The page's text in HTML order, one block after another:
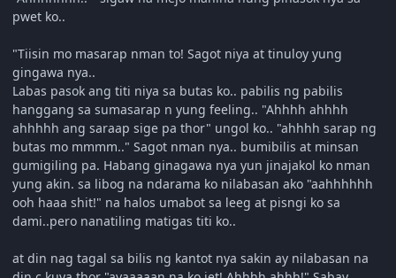
pwet ko..
"Tiisin mo masarap nman to! Sagot niya at tinuloy yung
gingawa nya..
Labas pasok ang titi niya sa butas ko.. pabilis ng pabilis
hanggang sa sumasarap n yung feeling.. "Ahhhh ahhhh
ahhhhh ang saraap sige pa thor" ungol ko.. "ahhhh sarap ng
butas mo mmmm.." Sagot nman nya.. bumibilis at minsan
gumigiling pa. Habang ginagawa nya yun jinajakol ko nman
yung akin. sa libog na ndarama ko nilabasan ako "aahhhhhh
ooh haaa shit!" na halos umabot sa leeg at pisngi ko sa
dami..pero nanatiling matigas titi ko..
at din nag tagal sa bilis ng kantot nya sakin ay nilabasan na